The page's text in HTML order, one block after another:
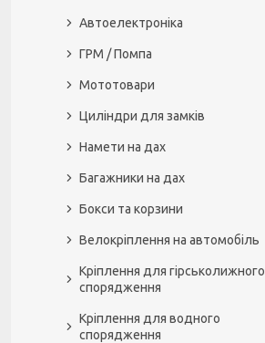
Автоелектроніка
ГРМ / Помпа
Мототовари
Циліндри для замків
Намети на дах
Багажники на дах
Бокси та корзини
Велокріплення на автомобіль
Кріплення для гірськолижного
спорядження
Кріплення для водного
спорядження